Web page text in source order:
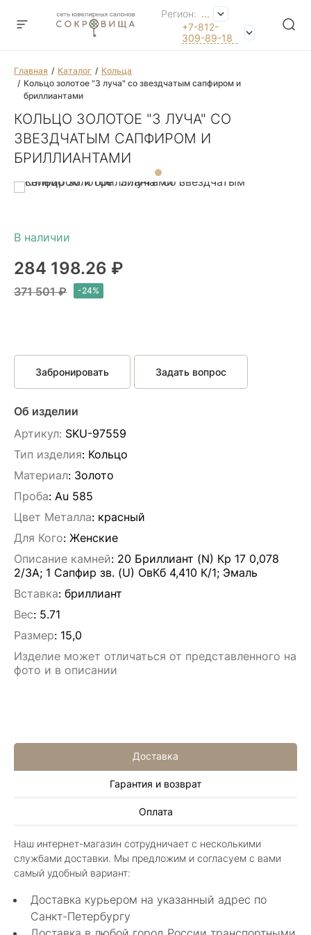
Регион: ...
+7-812-
309-89-18
Главная Каталог
Кольца
Кольцо золотое "3 луча" со звездчатым сапфиром и
бриллиантами
КОЛЬЦО ЗОЛОТОЕ "3 ЛУЧА" СО
ЗВЕЗДЧАТЫМ САПФИРОМ И
БРИЛЛИАНТАМИ
284 198.26 ₽
371 501 ₽
Забронировать Задать вопрос
Об изделии
Артикул: SKU-97559
Тип изделия: Кольцо
Материал: Золото
Проба: Au 585
Цвет Металла: красный
Для Кого: Женские
Описание камней: 20 Бриллиант (N) Кр 17 0,078
2/3А; 1 Сапфир зв. (U) ОвКб 4,410 К/1; Эмаль
Вставка: бриллиант
Вес: 5.71
Размер: 15,0
Изделие может отличаться от представленного на
фото и в описании
Доставка
Гарантия и возврат
Оплата
Наш интернет-магазин сотрудничает с несколькими
службами доставки. Мы предложим и согласуем с вами
самый удобный вариант:
Доставка курьером на указанный адрес по
Санкт-Петербургу
Алла Майорова
Классные изделия, оригинальные не похожие
в других магазинах. Сотрудники очень
грамотные специалисты в своем деле помогли
с выбором.
Показать полностью